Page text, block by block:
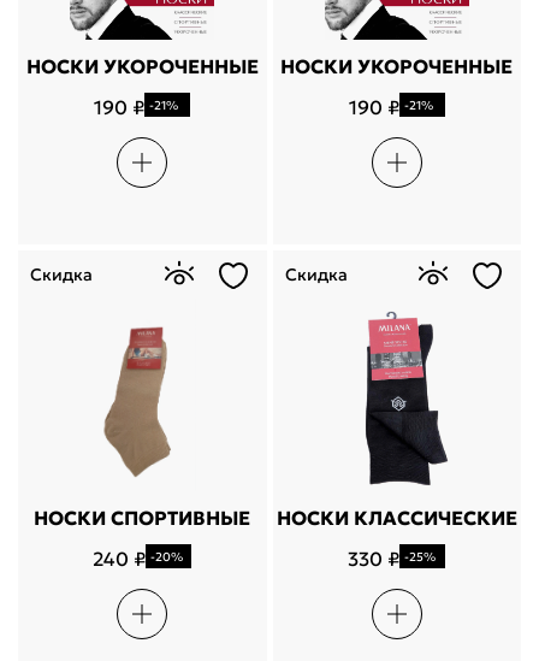
НОСКИ УКОРОЧЕННЫЕ
190 ₽ -21%
НОСКИ УКОРОЧЕННЫЕ
190 ₽ -21%
НОСКИ СПОРТИВНЫЕ
240 ₽ -20%
Скидка
НОСКИ КЛАССИЧЕСКИЕ
330 ₽ -25%
Скидка